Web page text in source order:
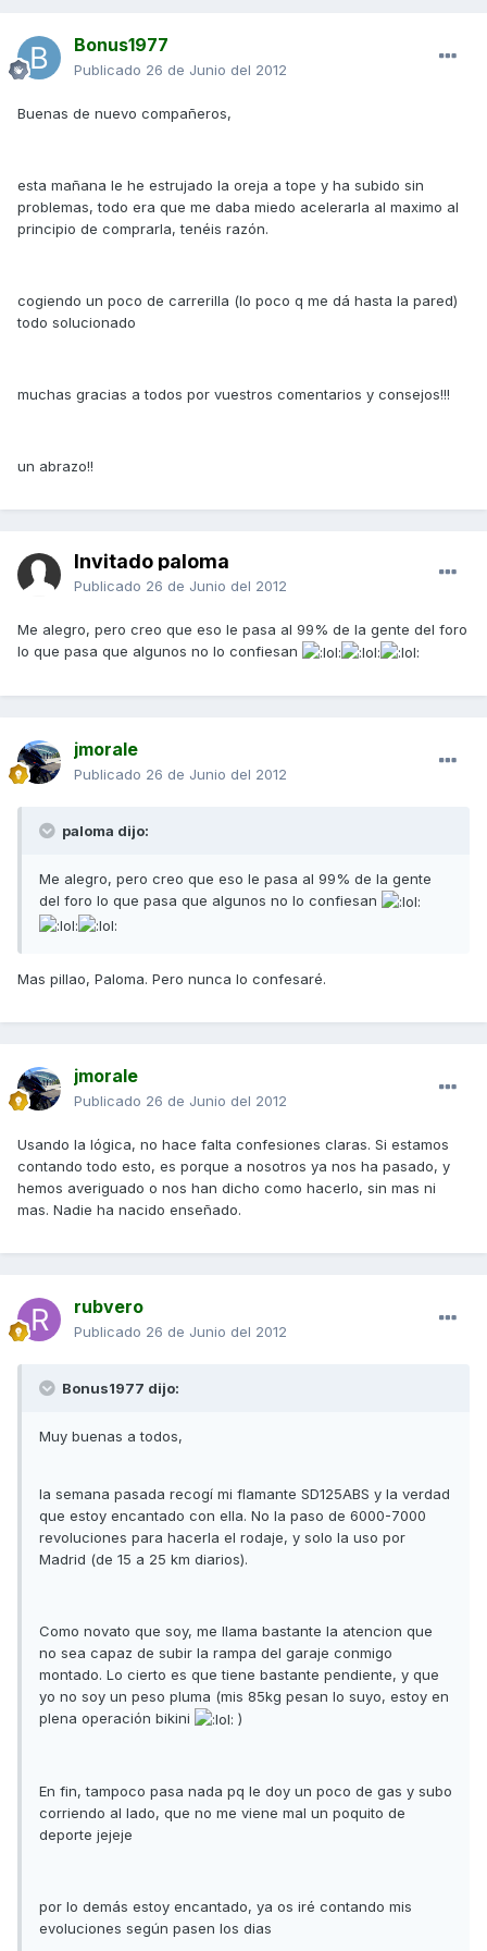
Bonus1977
Publicado 26 de Junio del 2012
Buenas de nuevo compañeros,
esta mañana le he estrujado la oreja a tope y ha subido sin
problemas, todo era que me daba miedo acelerarla al maximo al
principio de comprarla, tenéis razón.
cogiendo un poco de carrerilla (lo poco q me dá hasta la pared)
todo solucionado
muchas gracias a todos por vuestros comentarios y consejos!!!
un abrazo!!
Invitado paloma
Publicado 26 de Junio del 2012
Me alegro, pero creo que eso le pasa al 99% de la gente del foro
lo que pasa que algunos no lo confiesan
jmorale
Publicado 26 de Junio del 2012
paloma dijo:
Me alegro, pero creo que eso le pasa al 99% de la gente
del foro lo que pasa que algunos no lo confiesan
Mas pillao, Paloma. Pero nunca lo confesaré.
jmorale
Publicado 26 de Junio del 2012
Usando la lógica, no hace falta confesiones claras. Si estamos
contando todo esto, es porque a nosotros ya nos ha pasado, y
hemos averiguado o nos han dicho como hacerlo, sin mas ni
mas. Nadie ha nacido enseñado.
rubvero
Publicado 26 de Junio del 2012
Bonus1977 dijo:
Muy buenas a todos,
la semana pasada recogí mi flamante SD125ABS y la verdad
que estoy encantado con ella. No la paso de 6000-7000
revoluciones para hacerla el rodaje, y solo la uso por
Madrid (de 15 a 25 km diarios).
Como novato que soy, me llama bastante la atencion que
no sea capaz de subir la rampa del garaje conmigo
montado. Lo cierto es que tiene bastante pendiente, y que
yo no soy un peso pluma (mis 85kg pesan lo suyo, estoy en
plena operación bikini
)
En fin, tampoco pasa nada pq le doy un poco de gas y subo
corriendo al lado, que no me viene mal un poquito de
deporte jejeje
por lo demás estoy encantado, ya os iré contando mis
evoluciones según pasen los dias